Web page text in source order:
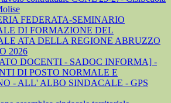
FEDERATA-SEMINARIO
DI FORMAZIONE DEL
ATA DELLA REGIONE ABRUZZO
2026
DOCENTI - SADOC INFORMA] -
DI POSTO NORMALE E
- ALL' ALBO SINDACALE - GPS